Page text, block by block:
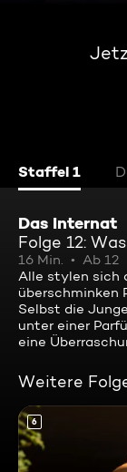
Staffel 1
Das Internat
Folge 12:
16 Min.
Ab 12
Alle stylen sich
überschminken
Selbst die
unter einer
eine
Weitere
6